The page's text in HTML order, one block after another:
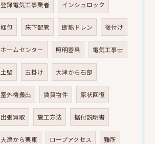
登録電気工事業者 インシュロック
梱包 床下配管 断熱ドレン 後付け
ホームセンター 照明器具 電気工事士
土壁 玉掛け 大津から石部
室外機搬出 賃貸物件 原状回復
出張買取 施工方法 据付説明書
大津から栗東 ロープアクセス 難所